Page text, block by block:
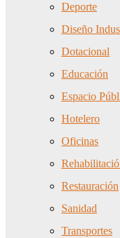
Deporte
Diseño
Dotacional
Educación
Espacio
Hotelero
Oficinas
Restauración
Sanidad
Transportes